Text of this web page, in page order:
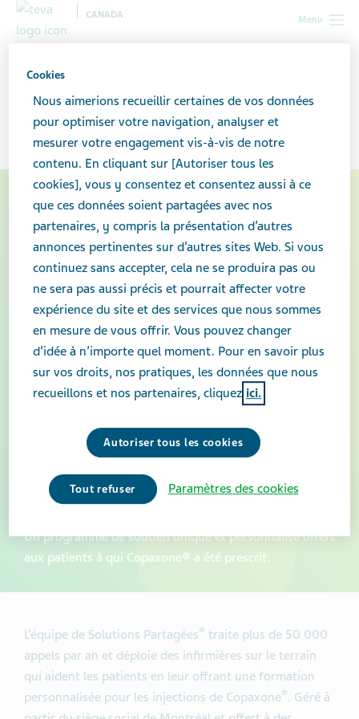
Menu
CANADA
Copaxone®
Solutions Partagées® –
Copaxone®
Un programme de soutien unique et personnalisé offert
aux patients à qui Copaxone® a été prescrit.
L’équipe de Solutions Partagées® traite plus de 50 000
appels par an et déploie des infirmières sur le terrain
qui aident les patients en leur offrant une formation
personnalisée pour les injections de Copaxone®. Géré à
Cookies
Nous aimerions recueillir certaines de vos données
pour optimiser votre navigation, analyser et
mesurer votre engagement vis-à-vis de notre
contenu. En cliquant sur [Autoriser tous les
cookies], vous y consentez et consentez aussi à ce
que ces données soient partagées avec nos
partenaires, y compris la présentation d’autres
annonces pertinentes sur d’autres sites Web. Si vous
continuez sans accepter, cela ne se produira pas ou
ne sera pas aussi précis et pourrait affecter votre
expérience du site et des services que nous sommes
en mesure de vous offrir. Vous pouvez changer
d’idée à n’importe quel moment. Pour en savoir plus
sur vos droits, nos pratiques, les données que nous
recueillons et nos partenaires, cliquez ici.
Autoriser tous les cookies
Tout refuser Paramètres des cookies